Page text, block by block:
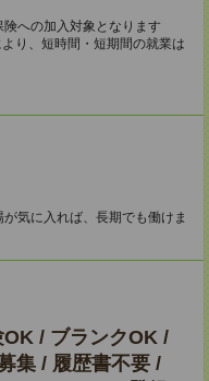
への加入対象となります
り、短時間・短期間の就業は
に入れば、長期でも働けま
/ ブランクOK /
集 / 履歴書不要 /